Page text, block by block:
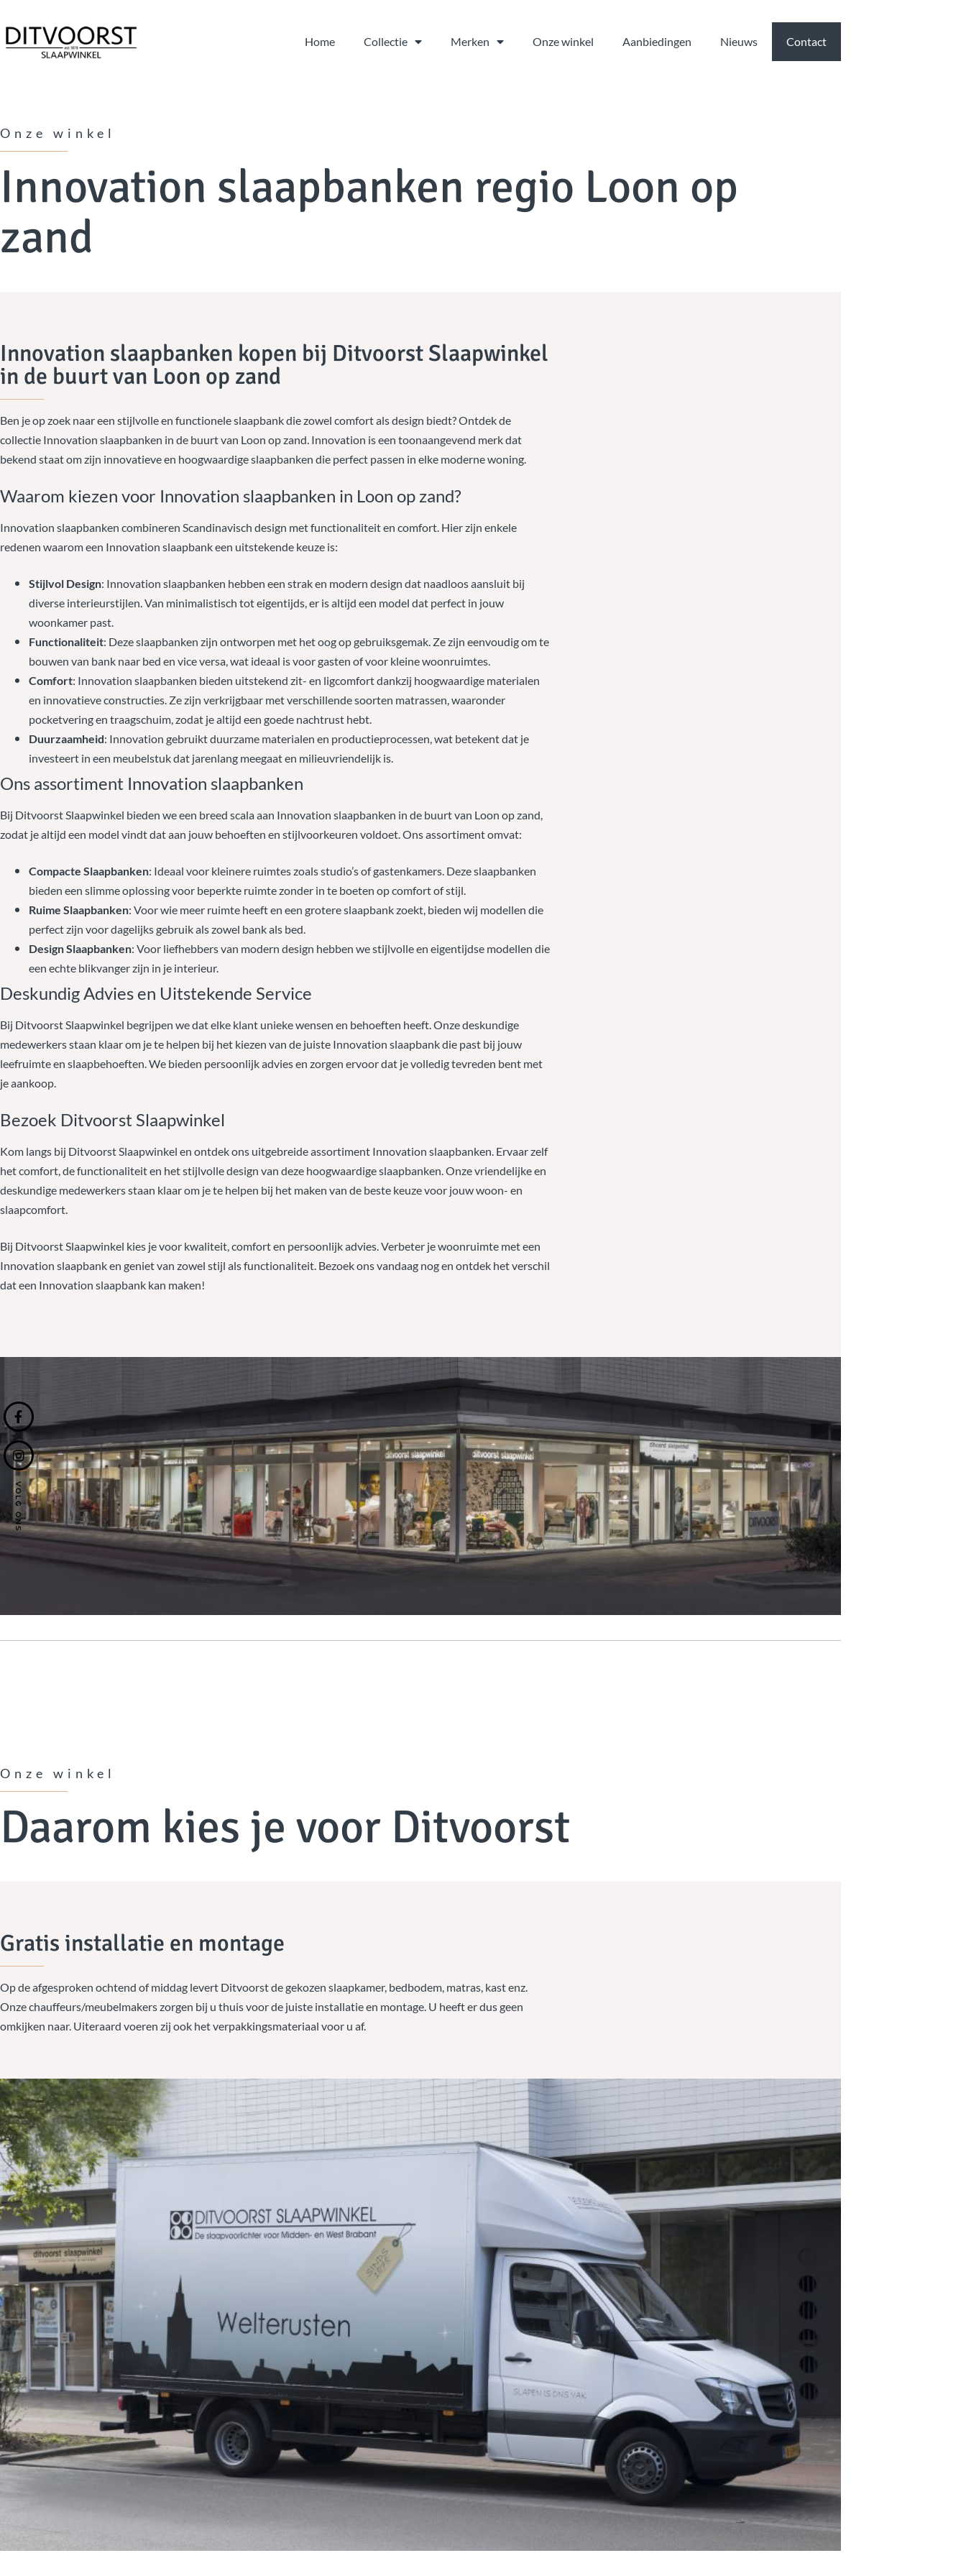
Home Collectie Merken Onze winkel Aanbiedingen Nieuws Contact
VOLG ONS
Onze winkel
Innovation slaapbanken regio Loon op
zand
Innovation slaapbanken kopen bij Ditvoorst Slaapwinkel
in de buurt van Loon op zand
Ben je op zoek naar een stijlvolle en functionele slaapbank die zowel comfort als design biedt? Ontdek de
collectie Innovation slaapbanken in de buurt van Loon op zand. Innovation is een toonaangevend merk dat
bekend staat om zijn innovatieve en hoogwaardige slaapbanken die perfect passen in elke moderne woning.
Waarom kiezen voor Innovation slaapbanken in Loon op zand?
Innovation slaapbanken combineren Scandinavisch design met functionaliteit en comfort. Hier zijn enkele
redenen waarom een Innovation slaapbank een uitstekende keuze is:
Stijlvol Design: Innovation slaapbanken hebben een strak en modern design dat naadloos aansluit bij
diverse interieurstijlen. Van minimalistisch tot eigentijds, er is altijd een model dat perfect in jouw
woonkamer past.
Functionaliteit: Deze slaapbanken zijn ontworpen met het oog op gebruiksgemak. Ze zijn eenvoudig om te
bouwen van bank naar bed en vice versa, wat ideaal is voor gasten of voor kleine woonruimtes.
Comfort: Innovation slaapbanken bieden uitstekend zit- en ligcomfort dankzij hoogwaardige materialen
en innovatieve constructies. Ze zijn verkrijgbaar met verschillende soorten matrassen, waaronder
pocketvering en traagschuim, zodat je altijd een goede nachtrust hebt.
Duurzaamheid: Innovation gebruikt duurzame materialen en productieprocessen, wat betekent dat je
investeert in een meubelstuk dat jarenlang meegaat en milieuvriendelijk is.
Ons assortiment Innovation slaapbanken
Bij Ditvoorst Slaapwinkel bieden we een breed scala aan Innovation slaapbanken in de buurt van Loon op zand,
zodat je altijd een model vindt dat aan jouw behoeften en stijlvoorkeuren voldoet. Ons assortiment omvat:
Compacte Slaapbanken: Ideaal voor kleinere ruimtes zoals studio’s of gastenkamers. Deze slaapbanken
bieden een slimme oplossing voor beperkte ruimte zonder in te boeten op comfort of stijl.
Ruime Slaapbanken: Voor wie meer ruimte heeft en een grotere slaapbank zoekt, bieden wij modellen die
perfect zijn voor dagelijks gebruik als zowel bank als bed.
Design Slaapbanken: Voor liefhebbers van modern design hebben we stijlvolle en eigentijdse modellen die
een echte blikvanger zijn in je interieur.
Deskundig Advies en Uitstekende Service
Bij Ditvoorst Slaapwinkel begrijpen we dat elke klant unieke wensen en behoeften heeft. Onze deskundige
medewerkers staan klaar om je te helpen bij het kiezen van de juiste Innovation slaapbank die past bij jouw
leefruimte en slaapbehoeften. We bieden persoonlijk advies en zorgen ervoor dat je volledig tevreden bent met
je aankoop.
Bezoek Ditvoorst Slaapwinkel
Kom langs bij Ditvoorst Slaapwinkel en ontdek ons uitgebreide assortiment Innovation slaapbanken. Ervaar zelf
het comfort, de functionaliteit en het stijlvolle design van deze hoogwaardige slaapbanken. Onze vriendelijke en
deskundige medewerkers staan klaar om je te helpen bij het maken van de beste keuze voor jouw woon- en
slaapcomfort.
Bij Ditvoorst Slaapwinkel kies je voor kwaliteit, comfort en persoonlijk advies. Verbeter je woonruimte met een
Innovation slaapbank en geniet van zowel stijl als functionaliteit. Bezoek ons vandaag nog en ontdek het verschil
dat een Innovation slaapbank kan maken!
Onze winkel
Daarom kies je voor Ditvoorst
Gratis installatie en montage
Op de afgesproken ochtend of middag levert Ditvoorst de gekozen slaapkamer, bedbodem, matras, kast enz.
Onze chauffeurs/meubelmakers zorgen bij u thuis voor de juiste installatie en montage. U heeft er dus geen
omkijken naar. Uiteraard voeren zij ook het verpakkingsmateriaal voor u af.